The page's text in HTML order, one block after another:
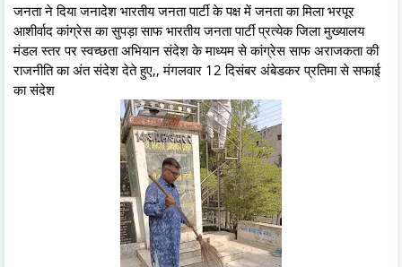
जनता ने दिया जनादेश भारतीय जनता पार्टी के पक्ष में जनता का मिला भरपूर
आशीर्वाद कांग्रेस का सुपड़ा साफ भारतीय जनता पार्टी प्रत्येक जिला मुख्यालय
मंडल स्तर पर स्वच्छता अभियान संदेश के माध्यम से कांग्रेस साफ अराजकता की
राजनीति का अंत संदेश देते हुए,, मंगलवार 12 दिसंबर अंबेडकर प्रतिमा से सफाई
का संदेश